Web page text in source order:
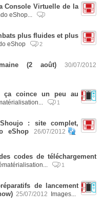
Console Virtuelle de la
eShop...
plus fluides et plus
eShop 2
(2 août)
30/07/2012
ça coince un peu au
1
: site complet,
eShop
26/07/2012
codes de téléchargement
1
de lancement
25/07/2012 Images...